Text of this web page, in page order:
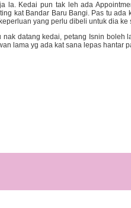
la. Kedai pun tak leh ada
kat Bandar Baru Bangi. Pas tu ada
yang perlu dibeli untuk dia ke
datang kedai, petang Isnin boleh
lama yg ada kat sana lepas hantar